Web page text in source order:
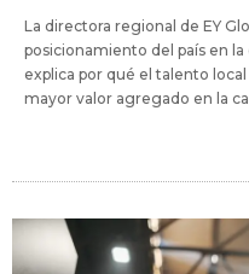
La directora regional de EY
posicionamiento del país en
explica por qué el talento
mayor valor agregado en la